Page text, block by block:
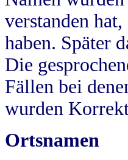
verstanden
haben. Später
Die
Fällen bei
wurden
Ortsnamen